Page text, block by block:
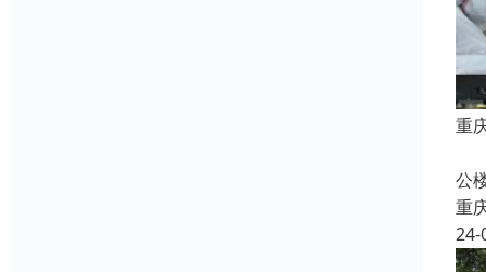
重
公
重
24-